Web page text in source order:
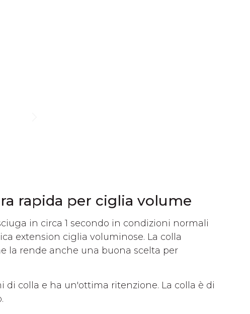
rapida per ciglia volume
in circa 1 secondo in condizioni normali
extension ciglia voluminose. La colla
la rende anche una buona scelta per
colla e ha un'ottima ritenzione. La colla è di